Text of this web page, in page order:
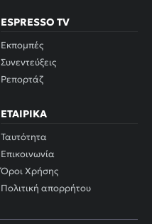
ESPRESSO TV
Εκπομπές
Συνεντεύξεις
Ρεπορτάζ
ΕΤΑΙΡΙΚΆ
Ταυτότητα
Επικοινωνία
Όροι Χρήσης
Πολιτική απορρήτου